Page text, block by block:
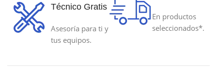
Inyeccion de Tinta Laser
Técnico Gratis
Asesoría para ti y
tus equipos.
En productos
seleccionados*.